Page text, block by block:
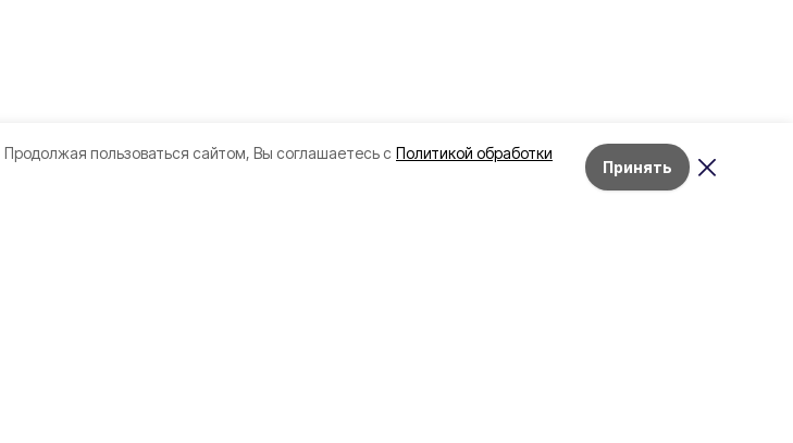
Продолжая пользоваться сайтом, Вы соглашаетесь с Политикой обработки
Принять